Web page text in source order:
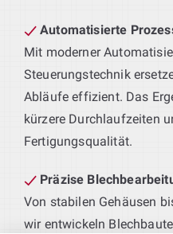
Automatisierte
Mit moderner
Steuerungstechnik
Abläufe effizient. Das
kürzere Durchlaufzeiten
Fertigungsqualität.
Präzise
Von stabilen Gehäusen
wir entwickeln